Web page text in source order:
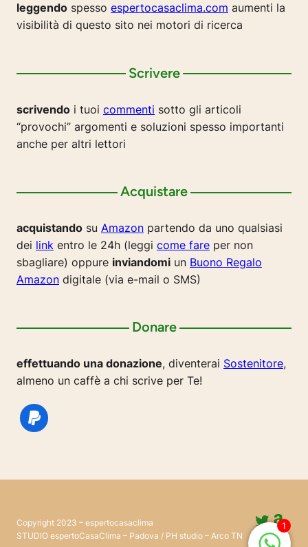
leggendo spesso espertocasaclima.com aumenti la
visibilità di questo sito nei motori di ricerca
Scrivere
scrivendo i tuoi commenti sotto gli articoli
“provochi” argomenti e soluzioni spesso importanti
anche per altri lettori
Acquistare
acquistando su Amazon partendo da uno qualsiasi
dei link entro le 24h (leggi come fare per non
sbagliare) oppure inviandomi un Buono Regalo
Amazon digitale (via e-mail o SMS)
Donare
effettuando una donazione, diventerai Sostenitore,
almeno un caffè a chi scrive per Te!
Copyright 2023 – espertocasaclima
STUDIO espertoCasaClima – Padova / PH studio – Arco TN
1